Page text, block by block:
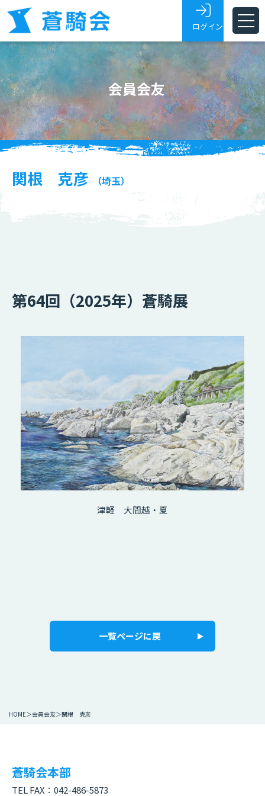
ホーム
蒼騎会とは
蒼騎展
支部
展覧会トピックス
ログイン
会員会友
関根 克彦 （埼玉）
第64回（2025年）蒼騎展
津軽 大間越・夏
一覧ページに戻
HOME 会員会友 関根 克彦
蒼騎会本部
TEL FAX： 042-486-5873